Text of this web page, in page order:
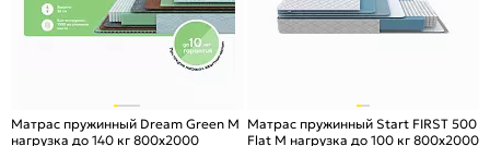
Матрас пружинный Dream Green M
нагрузка до 140 кг 800x2000
Матрас пружинный Start FIRST 500
Flat M нагрузка до 100 кг 800x2000